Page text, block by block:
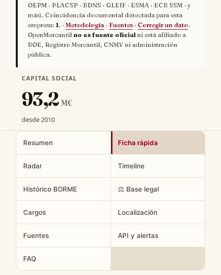
OEPM · PLACSP · BDNS · GLEIF · ESMA · ECB SSM · y
más). Coincidencia documental detectada para esta
empresa: 1. · Metodología · Fuentes · Corregir un dato.
OpenMercantil no es fuente oficial ni está afiliado a
BOE, Registro Mercantil, CNMV ni administración
pública.
CAPITAL SOCIAL
93,2 M€
desde 2010
Resumen Ficha rápida
Radar Timeline
Histórico BORME ⚖️ Base legal
Cargos Localización
Fuentes API y alertas
FAQ